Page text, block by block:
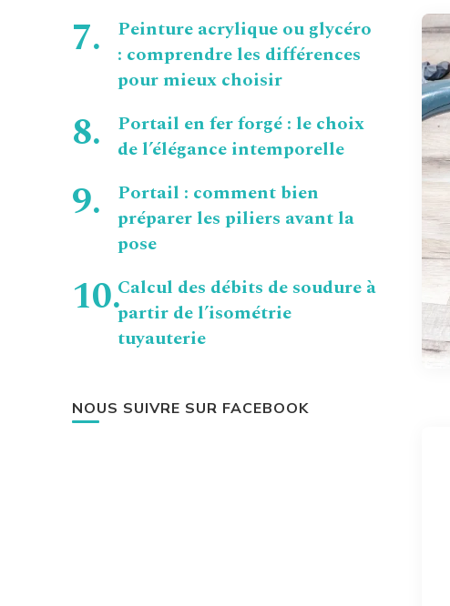
Peinture acrylique ou glycéro
: comprendre les différences
pour mieux choisir
Portail en fer forgé : le choix
de l’élégance intemporelle
Portail : comment bien
préparer les piliers avant la
pose
Calcul des débits de soudure à
partir de l’isométrie
tuyauterie
NOUS SUIVRE SUR FACEBOOK